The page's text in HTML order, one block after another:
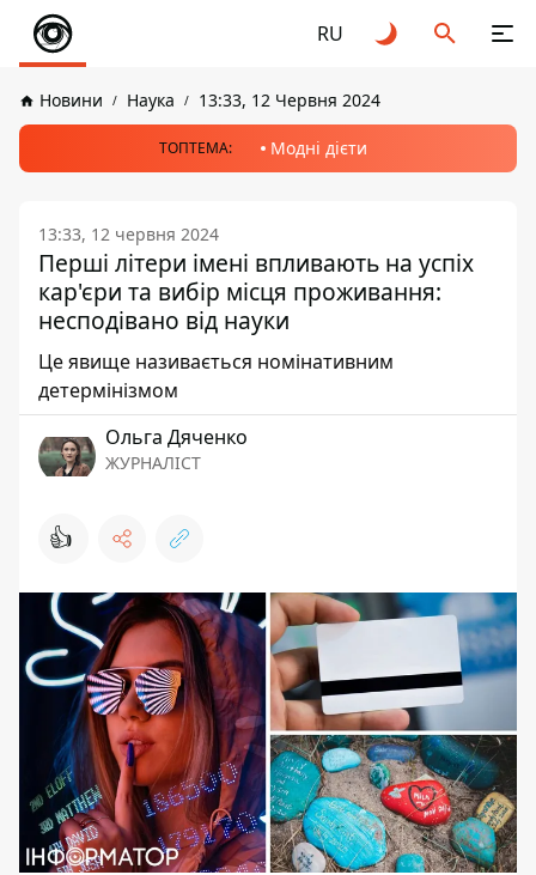
RU
Новини Наука 13:33, 12 Червня 2024
ТОПТЕМА: Модні дієти
13:33, 12 червня 2024
Перші літери імені впливають на успіх
кар'єри та вибір місця проживання:
несподівано від науки
Це явище називається номінативним
детермінізмом
Ольга Дяченко
ЖУРНАЛІСТ
👍